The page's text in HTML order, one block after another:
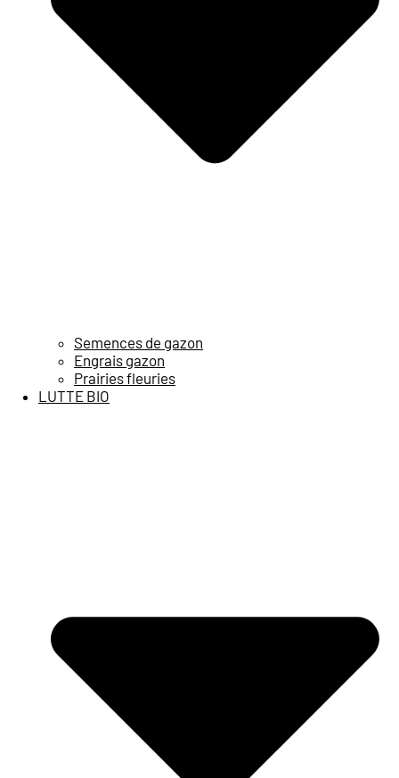
Semences de gazon
Engrais gazon
Prairies fleuries
LUTTE BIO